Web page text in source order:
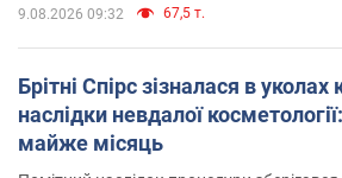
9.08.2026 09:32 67,5 т.
Брітні Спірс зізналася в уколах
наслідки невдалої
майже місяць